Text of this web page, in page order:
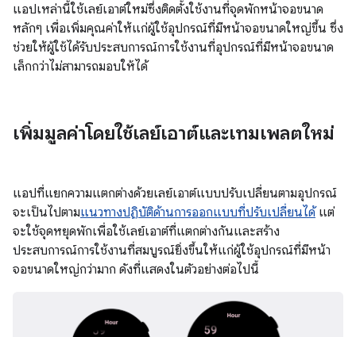
แอปเหล่านี้ใช้เลย์เอาต์ใหม่ซึ่งติดตั้งใช้งานที่จุดพักหน้าจอขนาด
หลักๆ เพื่อเพิ่มคุณค่าให้แก่ผู้ใช้อุปกรณ์ที่มีหน้าจอขนาดใหญ่ขึ้น ซึ่ง
ช่วยให้ผู้ใช้ได้รับประสบการณ์การใช้งานที่อุปกรณ์ที่มีหน้าจอขนาด
เล็กกว่าไม่สามารถมอบให้ได้
เพิ่มมูลค่าโดยใช้เลย์เอาต์และเทมเพลตใหม่
แอปที่แยกความแตกต่างด้วยเลย์เอาต์แบบปรับเปลี่ยนตามอุปกรณ์
จะเป็นไปตามแนวทางปฏิบัติด้านการออกแบบที่ปรับเปลี่ยนได้แต่
จะใช้จุดหยุดพักเพื่อใช้เลย์เอาต์ที่แตกต่างกันและสร้าง
ประสบการณ์การใช้งานที่สมบูรณ์ยิ่งขึ้นให้แก่ผู้ใช้อุปกรณ์ที่มีหน้า
จอขนาดใหญ่กว่ามาก ดังที่แสดงในตัวอย่างต่อไปนี้